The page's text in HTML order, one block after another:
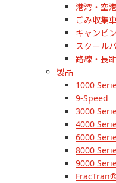
港湾・空
ごみ収集
キャンピ
スクール
路線・長
製品
1000
9-Speed
3000
4000
6000
8000
9000
FracTran®